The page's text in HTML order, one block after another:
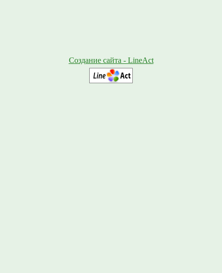
Создание сайта - LineAct